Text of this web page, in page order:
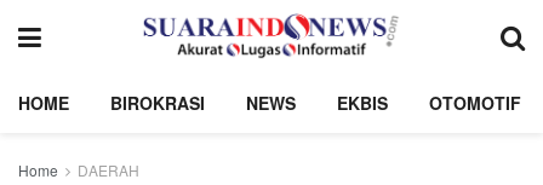
HOME BIROKRASI NEWS EKBIS OTOMOTIF
Home DAERAH